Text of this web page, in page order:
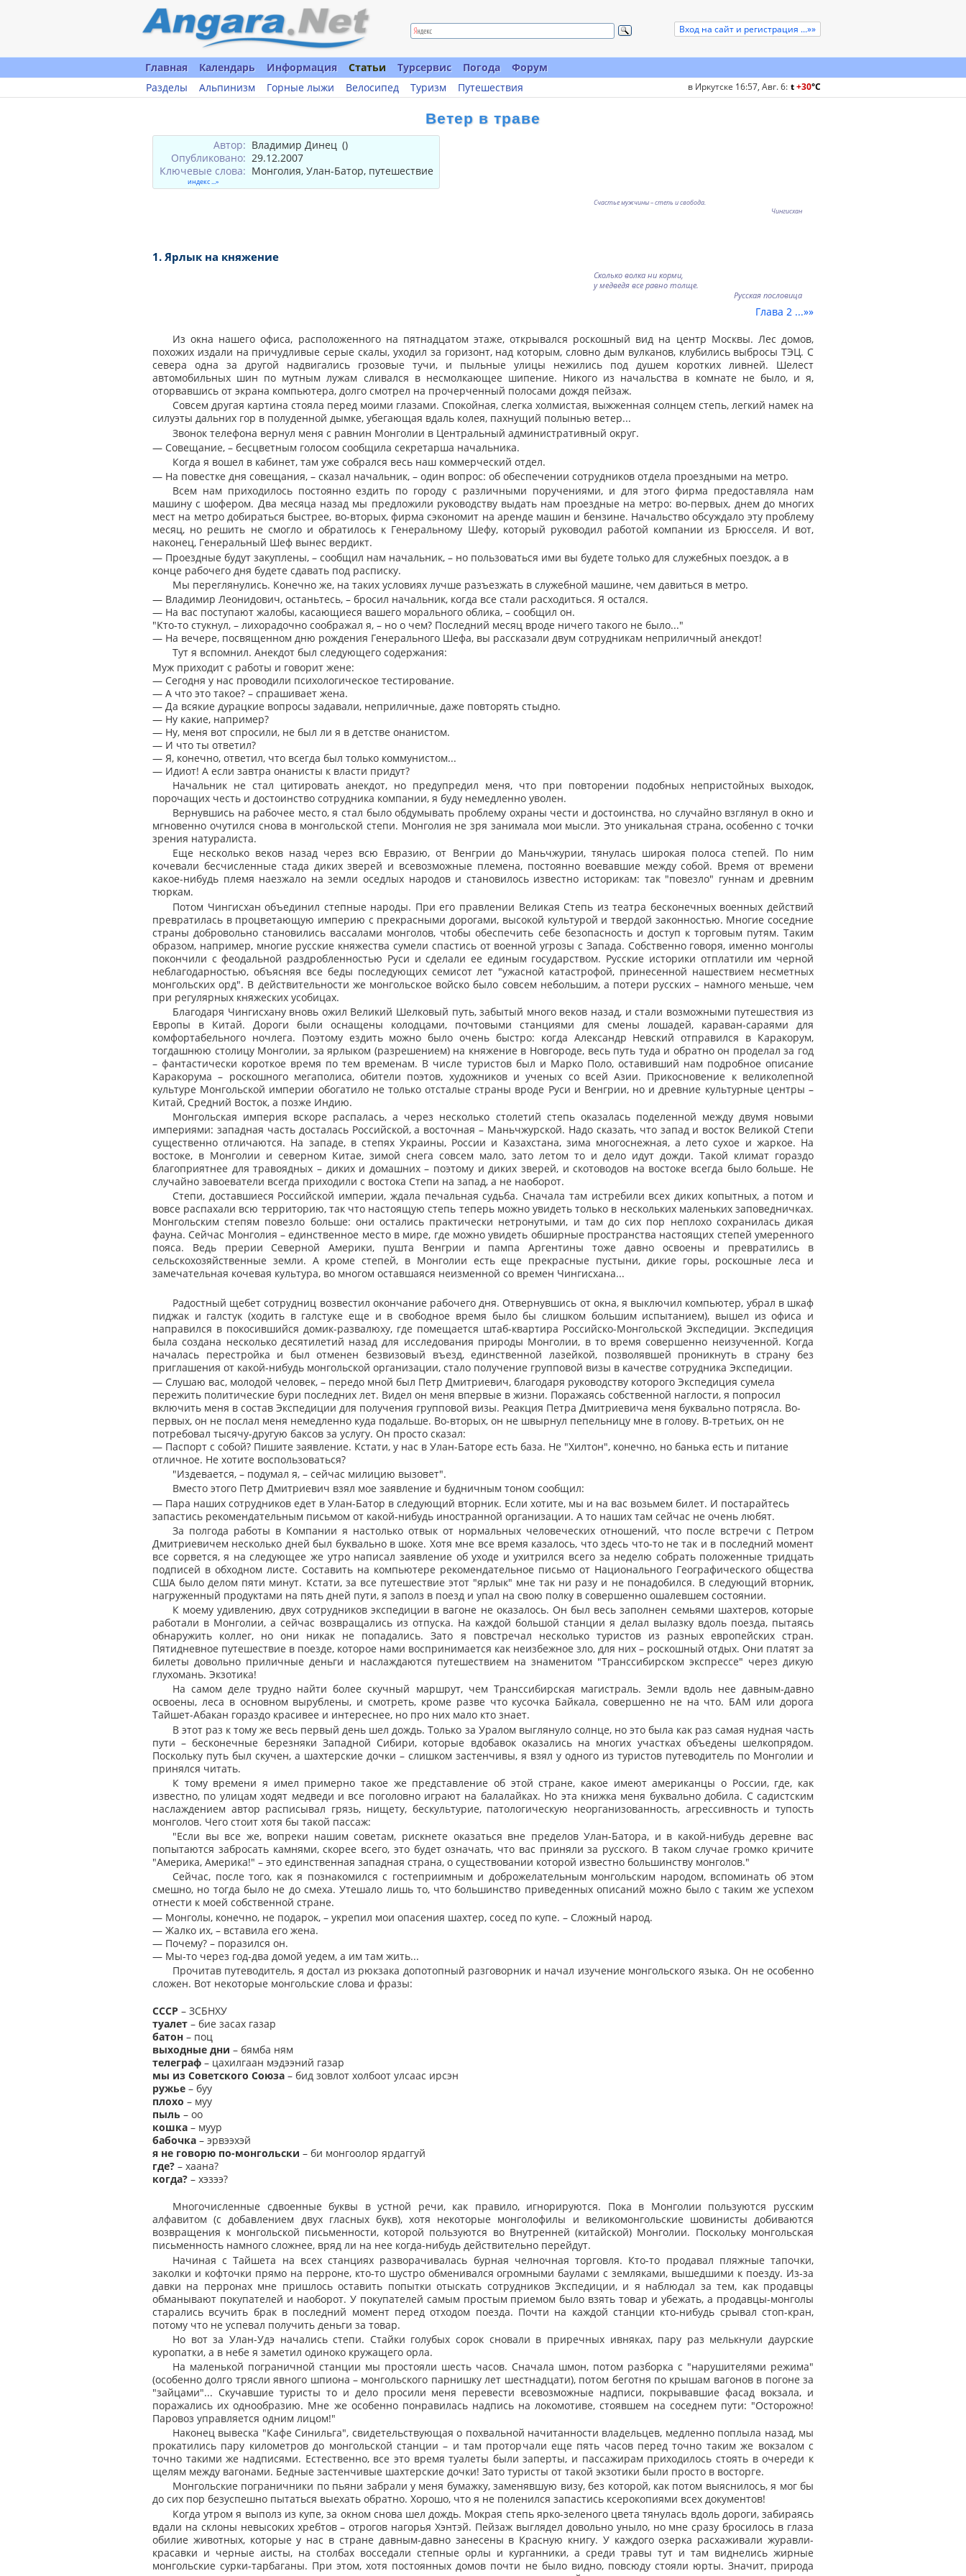
Вход на сайт и регистрация ...»»
Главная Календарь Информация Статьи Турсервис Погода
Форум
Разделы
Альпинизм Горные лыжи Велосипед Туризм Путешествия в Иркутске 16:57, Авг. 6: t+30°C
Ветер в траве
Автор: Владимир Динец ()
Опубликовано: 29.12.2007
Ключевые слова:
индекс ...»
Монголия, Улан-Батор, путешествие
Счастье мужчины – степь и свобода.
Чингисхан
1. Ярлык на княжение
Сколько волка ни корми,
у медведя все равно толще.
Русская пословица
Глава 2 ...»»
Из окна нашего офиса, расположенного на пятнадцатом этаже, открывался роскошный вид на центр Москвы. Лес домов,
похожих издали на причудливые серые скалы, уходил за горизонт, над которым, словно дым вулканов, клубились выбросы ТЭЦ. С
севера одна за другой надвигались грозовые тучи, и пыльные улицы нежились под душем коротких ливней. Шелест
автомобильных шин по мутным лужам сливался в несмолкающее шипение. Никого из начальства в комнате не было, и я,
оторвавшись от экрана компьютера, долго смотрел на прочерченный полосами дождя пейзаж.
Совсем другая картина стояла перед моими глазами. Спокойная, слегка холмистая, выжженная солнцем степь, легкий намек на
силуэты дальних гор в полуденной дымке, убегающая вдаль колея, пахнущий полынью ветер...
Звонок телефона вернул меня с равнин Монголии в Центральный административный округ.
— Совещание, – бесцветным голосом сообщила секретарша начальника.
Когда я вошел в кабинет, там уже собрался весь наш коммерческий отдел.
— На повестке дня совещания, – сказал начальник, – один вопрос: об обеспечении сотрудников отдела проездными на метро.
Всем нам приходилось постоянно ездить по городу с различными поручениями, и для этого фирма предоставляла нам
машину с шофером. Два месяца назад мы предложили руководству выдать нам проездные на метро: во-первых, днем до многих
мест на метро добираться быстрее, во-вторых, фирма сэкономит на аренде машин и бензине. Начальство обсуждало эту проблему
месяц, но решить не смогло и обратилось к Генеральному Шефу, который руководил работой компании из Брюсселя. И вот,
наконец, Генеральный Шеф вынес вердикт.
— Проездные будут закуплены, – сообщил нам начальник, – но пользоваться ими вы будете только для служебных поездок, а в
конце рабочего дня будете сдавать под расписку.
Мы переглянулись. Конечно же, на таких условиях лучше разъезжать в служебной машине, чем давиться в метро.
— Владимир Леонидович, останьтесь, – бросил начальник, когда все стали расходиться. Я остался.
— На вас поступают жалобы, касающиеся вашего морального облика, – сообщил он.
"Кто-то стукнул, – лихорадочно соображал я, – но о чем? Последний месяц вроде ничего такого не было..."
— На вечере, посвященном дню рождения Генерального Шефа, вы рассказали двум сотрудникам неприличный анекдот!
Тут я вспомнил. Анекдот был следующего содержания:
Муж приходит с работы и говорит жене:
— Сегодня у нас проводили психологическое тестирование.
— А что это такое? – спрашивает жена.
— Да всякие дурацкие вопросы задавали, неприличные, даже повторять стыдно.
— Ну какие, например?
— Ну, меня вот спросили, не был ли я в детстве онанистом.
— И что ты ответил?
— Я, конечно, ответил, что всегда был только коммунистом...
— Идиот! А если завтра онанисты к власти придут?
Начальник не стал цитировать анекдот, но предупредил меня, что при повторении подобных непристойных выходок,
порочащих честь и достоинство сотрудника компании, я буду немедленно уволен.
Вернувшись на рабочее место, я стал было обдумывать проблему охраны чести и достоинства, но случайно взглянул в окно и
мгновенно очутился снова в монгольской степи. Монголия не зря занимала мои мысли. Это уникальная страна, особенно с точки
зрения натуралиста.
Еще несколько веков назад через всю Евразию, от Венгрии до Маньчжурии, тянулась широкая полоса степей. По ним
кочевали бесчисленные стада диких зверей и всевозможные племена, постоянно воевавшие между собой. Время от времени
какое-нибудь племя наезжало на земли оседлых народов и становилось известно историкам: так "повезло" гуннам и древним
тюркам.
Потом Чингисхан объединил степные народы. При его правлении Великая Степь из театра бесконечных военных действий
превратилась в процветающую империю с прекрасными дорогами, высокой культурой и твердой законностью. Многие соседние
страны добровольно становились вассалами монголов, чтобы обеспечить себе безопасность и доступ к торговым путям. Таким
образом, например, многие русские княжества сумели спастись от военной угрозы с Запада. Собственно говоря, именно монголы
покончили с феодальной раздробленностью Руси и сделали ее единым государством. Русские историки отплатили им черной
неблагодарностью, объясняя все беды последующих семисот лет "ужасной катастрофой, принесенной нашествием несметных
монгольских орд". В действительности же монгольское войско было совсем небольшим, а потери русских – намного меньше, чем
при регулярных княжеских усобицах.
Благодаря Чингисхану вновь ожил Великий Шелковый путь, забытый много веков назад, и стали возможными путешествия из
Европы в Китай. Дороги были оснащены колодцами, почтовыми станциями для смены лошадей, караван-сараями для
комфортабельного ночлега. Поэтому ездить можно было очень быстро: когда Александр Невский отправился в Каракорум,
тогдашнюю столицу Монголии, за ярлыком (разрешением) на княжение в Новгороде, весь путь туда и обратно он проделал за год
– фантастически короткое время по тем временам. В числе туристов был и Марко Поло, оставивший нам подробное описание
Каракорума – роскошного мегаполиса, обители поэтов, художников и ученых со всей Азии. Прикосновение к великолепной
культуре Монгольской империи обогатило не только отсталые страны вроде Руси и Венгрии, но и древние культурные центры –
Китай, Средний Восток, а позже Индию.
Монгольская империя вскоре распалась, а через несколько столетий степь оказалась поделенной между двумя новыми
империями: западная часть досталась Российской, а восточная – Маньчжурской. Надо сказать, что запад и восток Великой Степи
существенно отличаются. На западе, в степях Украины, России и Казахстана, зима многоснежная, а лето сухое и жаркое. На
востоке, в Монголии и северном Китае, зимой снега совсем мало, зато летом то и дело идут дожди. Такой климат гораздо
благоприятнее для травоядных – диких и домашних – поэтому и диких зверей, и скотоводов на востоке всегда было больше. Не
случайно завоеватели всегда приходили с востока Степи на запад, а не наоборот.
Степи, доставшиеся Российской империи, ждала печальная судьба. Сначала там истребили всех диких копытных, а потом и
вовсе распахали всю территорию, так что настоящую степь теперь можно увидеть только в нескольких маленьких заповедничках.
Монгольским степям повезло больше: они остались практически нетронутыми, и там до сих пор неплохо сохранилась дикая
фауна. Сейчас Монголия – единственное место в мире, где можно увидеть обширные пространства настоящих степей умеренного
пояса. Ведь прерии Северной Америки, пушта Венгрии и пампа Аргентины тоже давно освоены и превратились в
сельскохозяйственные земли. А кроме степей, в Монголии есть еще прекрасные пустыни, дикие горы, роскошные леса и
замечательная кочевая культура, во многом оставшаяся неизменной со времен Чингисхана...
Радостный щебет сотрудниц возвестил окончание рабочего дня. Отвернувшись от окна, я выключил компьютер, убрал в шкаф
пиджак и галстук (ходить в галстуке еще и в свободное время было бы слишком большим испытанием), вышел из офиса и
направился в покосившийся домик-развалюху, где помещается штаб-квартира Российско-Монгольской Экспедиции. Экспедиция
была создана несколько десятилетий назад для исследования природы Монголии, в то время совершенно неизученной. Когда
началась перестройка и был отменен безвизовый въезд, единственной лазейкой, позволявшей проникнуть в страну без
приглашения от какой-нибудь монгольской организации, стало получение групповой визы в качестве сотрудника Экспедиции.
— Слушаю вас, молодой человек, – передо мной был Петр Дмитриевич, благодаря руководству которого Экспедиция сумела
пережить политические бури последних лет. Видел он меня впервые в жизни. Поражаясь собственной наглости, я попросил
включить меня в состав Экспедиции для получения групповой визы. Реакция Петра Дмитриевича меня буквально потрясла. Во-
первых, он не послал меня немедленно куда подальше. Во-вторых, он не швырнул пепельницу мне в голову. В-третьих, он не
потребовал тысячу-другую баксов за услугу. Он просто сказал:
— Паспорт с собой? Пишите заявление. Кстати, у нас в Улан-Баторе есть база. Не "Хилтон", конечно, но банька есть и питание
отличное. Не хотите воспользоваться?
"Издевается, – подумал я, – сейчас милицию вызовет".
Вместо этого Петр Дмитриевич взял мое заявление и будничным тоном сообщил:
— Пара наших сотрудников едет в Улан-Батор в следующий вторник. Если хотите, мы и на вас возьмем билет. И постарайтесь
запастись рекомендательным письмом от какой-нибудь иностранной организации. А то наших там сейчас не очень любят.
За полгода работы в Компании я настолько отвык от нормальных человеческих отношений, что после встречи с Петром
Дмитриевичем несколько дней был буквально в шоке. Хотя мне все время казалось, что здесь что-то не так и в последний момент
все сорвется, я на следующее же утро написал заявление об уходе и ухитрился всего за неделю собрать положенные тридцать
подписей в обходном листе. Составить на компьютере рекомендательное письмо от Национального Географического общества
США было делом пяти минут. Кстати, за все путешествие этот "ярлык" мне так ни разу и не понадобился. В следующий вторник,
нагруженный продуктами на пять дней пути, я заполз в поезд и упал на свою полку в совершенно ошалевшем состоянии.
К моему удивлению, двух сотрудников экспедиции в вагоне не оказалось. Он был весь заполнен семьями шахтеров, которые
работали в Монголии, а сейчас возвращались из отпуска. На каждой большой станции я делал вылазку вдоль поезда, пытаясь
обнаружить коллег, но они никак не попадались. Зато я повстречал несколько туристов из разных европейских стран.
Пятидневное путешествие в поезде, которое нами воспринимается как неизбежное зло, для них – роскошный отдых. Они платят за
билеты довольно приличные деньги и наслаждаются путешествием на знаменитом "Транссибирском экспрессе" через дикую
глухомань. Экзотика!
На самом деле трудно найти более скучный маршрут, чем Транссибирская магистраль. Земли вдоль нее давным-давно
освоены, леса в основном вырублены, и смотреть, кроме разве что кусочка Байкала, совершенно не на что. БАМ или дорога
Тайшет-Абакан гораздо красивее и интереснее, но про них мало кто знает.
В этот раз к тому же весь первый день шел дождь. Только за Уралом выглянуло солнце, но это была как раз самая нудная часть
пути – бесконечные березняки Западной Сибири, которые вдобавок оказались на многих участках объедены шелкопрядом.
Поскольку путь был скучен, а шахтерские дочки – слишком застенчивы, я взял у одного из туристов путеводитель по Монголии и
принялся читать.
К тому времени я имел примерно такое же представление об этой стране, какое имеют американцы о России, где, как
известно, по улицам ходят медведи и все поголовно играют на балалайках. Но эта книжка меня буквально добила. С садистским
наслаждением автор расписывал грязь, нищету, бескультурие, патологическую неорганизованность, агрессивность и тупость
монголов. Чего стоит хотя бы такой пассаж:
"Если вы все же, вопреки нашим советам, рискнете оказаться вне пределов Улан-Батора, и в какой-нибудь деревне вас
попытаются забросать камнями, скорее всего, это будет означать, что вас приняли за русского. В таком случае громко кричите
"Америка, Америка!" – это единственная западная страна, о существовании которой известно большинству монголов."
Сейчас, после того, как я познакомился с гостеприимным и доброжелательным монгольским народом, вспоминать об этом
смешно, но тогда было не до смеха. Утешало лишь то, что большинство приведенных описаний можно было с таким же успехом
отнести к моей собственной стране.
— Монголы, конечно, не подарок, – укрепил мои опасения шахтер, сосед по купе. – Сложный народ.
— Жалко их, – вставила его жена.
— Почему? – поразился он.
— Мы-то через год-два домой уедем, а им там жить...
Прочитав путеводитель, я достал из рюкзака допотопный разговорник и начал изучение монгольского языка. Он не особенно
сложен. Вот некоторые монгольские слова и фразы:
СССР – ЗСБНХУ
туалет – бие засах газар
батон – поц
выходные дни – бямба ням
телеграф – цахилгаан мэдээний газар
мы из Советского Союза – бид зовлот холбоот улсаас ирсэн
ружье – буу
плохо – муу
пыль – оо
кошка – муур
бабочка – эрвээхэй
я не говорю по-монгольски – би монгоолор ярдаггуй
где? – хаана?
когда? – хэзээ?
Многочисленные сдвоенные буквы в устной речи, как правило, игнорируются. Пока в Монголии пользуются русским
алфавитом (с добавлением двух гласных букв), хотя некоторые монголофилы и великомонгольские шовинисты добиваются
возвращения к монгольской письменности, которой пользуются во Внутренней (китайской) Монголии. Поскольку монгольская
письменность намного сложнее, вряд ли на нее когда-нибудь действительно перейдут.
Начиная с Тайшета на всех станциях разворачивалась бурная челночная торговля. Кто-то продавал пляжные тапочки,
заколки и кофточки прямо на перроне, кто-то шустро обменивался огромными баулами с земляками, вышедшими к поезду. Из-за
давки на перронах мне пришлось оставить попытки отыскать сотрудников Экспедиции, и я наблюдал за тем, как продавцы
обманывают покупателей и наоборот. У покупателей самым простым приемом было взять товар и убежать, а продавцы-монголы
старались всучить брак в последний момент перед отходом поезда. Почти на каждой станции кто-нибудь срывал стоп-кран,
потому что не успевал получить деньги за товар.
Но вот за Улан-Удэ начались степи. Стайки голубых сорок сновали в приречных ивняках, пару раз мелькнули даурские
куропатки, а в небе я заметил одиноко кружащего орла.
На маленькой пограничной станции мы простояли шесть часов. Сначала шмон, потом разборка с "нарушителями режима"
(особенно долго трясли явного шпиона – монгольского парнишку лет шестнадцати), потом беготня по крышам вагонов в погоне за
"зайцами"... Скучавшие туристы то и дело просили меня перевести всевозможные надписи, покрывавшие фасад вокзала, и
поражались их однообразию. Мне же особенно понравилась надпись на локомотиве, стоявшем на соседнем пути: "Осторожно!
Паровоз управляется одним лицом!"
Наконец вывеска "Кафе Синильга", свидетельствующая о похвальной начитанности владельцев, медленно поплыла назад, мы
прокатились пару километров до монгольской станции – и там проторчали еще пять часов перед точно таким же вокзалом с
точно такими же надписями. Естественно, все это время туалеты были заперты, и пассажирам приходилось стоять в очереди к
щелям между вагонами. Бедные застенчивые шахтерские дочки! Зато туристы от такой экзотики были просто в восторге.
Монгольские пограничники по пьяни забрали у меня бумажку, заменявшую визу, без которой, как потом выяснилось, я мог бы
до сих пор безуспешно пытаться выехать обратно. Хорошо, что я не поленился запастись ксерокопиями всех документов!
Когда утром я выполз из купе, за окном снова шел дождь. Мокрая степь ярко-зеленого цвета тянулась вдоль дороги, забираясь
вдали на склоны невысоких хребтов – отрогов нагорья Хэнтэй. Пейзаж выглядел довольно уныло, но мне сразу бросилось в глаза
обилие животных, которые у нас в стране давным-давно занесены в Красную книгу. У каждого озерка расхаживали журавли-
красавки и черные аисты, на столбах восседали степные орлы и курганники, а среди травы тут и там виднелись жирные
монгольские сурки-тарбаганы. При этом, хотя постоянных домов почти не было видно, повсюду стояли юрты. Значит, природа